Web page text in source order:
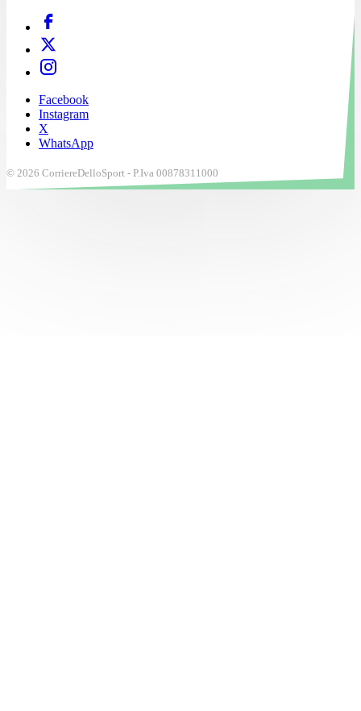
Facebook
Instagram
X
WhatsApp
© 2026 CorriereDelloSport - P.Iva 00878311000